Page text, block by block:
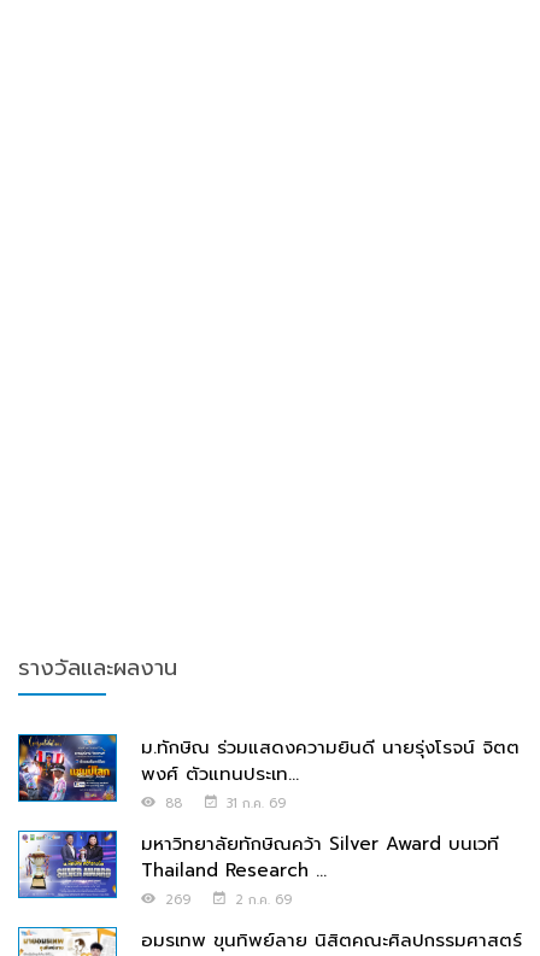
รางวัลและผลงาน
ม.ทักษิณ ร่วมแสดงความยินดี นายรุ่งโรจน์ จิตต
พงศ์ ตัวแทนประเท...
88 31 ก.ค. 69
มหาวิทยาลัยทักษิณคว้า Silver Award บนเวที
Thailand Research ...
269 2 ก.ค. 69
อมรเทพ ขุนทิพย์ลาย นิสิตคณะศิลปกรรมศาสตร์